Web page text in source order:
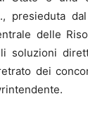
presieduta
delle
soluzioni
dei